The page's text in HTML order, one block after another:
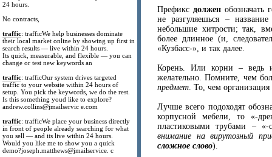
24 hours.
No contracts,
traffic: trafficWe help businesses dominate
their local market online by showing up first in
search results — live within 24 hours.
Its quick, measurable, and flexible — you can
change or test new keywords an
traffic: trafficOur system drives targeted
traffic to your website within 24 hours of
setup. You pick the keywords, we do the rest.
Is this something youd like to explore?
andrew.collins@jmailservic e.com
traffic: trafficWe place your business directly
in front of people already searching for what
you sell — and its live within 24 hours.
Would you like me to show you a quick
demo?joseph.matthews@jmailservice. c
Префикс должен обозначать
не разгуляешься –
небольшие хитрости; так,
более длинное (и,
«Кузбасс-», и так далее.
Корень. Или корни – ведь
желательно. Помните, чем
предмет . То, чем
Лучше всего подоходят
корпусной мебели, то «-
пластиковыми трубами – «-
внимание на вирутозный
сложное слово).